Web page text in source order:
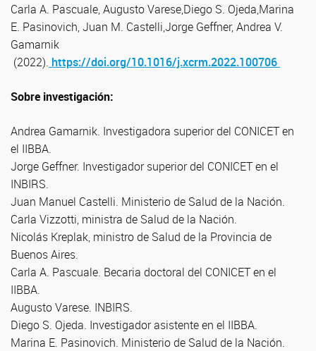
Carla A. Pascuale, Augusto Varese,Diego S. Ojeda,Marina
E. Pasinovich, Juan M. Castelli,Jorge Geffner, Andrea V.
Gamarnik
(2022). https://doi.org/10.1016/j.xcrm.2022.100706
Sobre investigación:
Andrea Gamarnik. Investigadora superior del CONICET en
el IIBBA.
Jorge Geffner. Investigador superior del CONICET en el
INBIRS.
Juan Manuel Castelli. Ministerio de Salud de la Nación.
Carla Vizzotti, ministra de Salud de la Nación.
Nicolás Kreplak, ministro de Salud de la Provincia de
Buenos Aires.
Carla A. Pascuale. Becaria doctoral del CONICET en el
IIBBA.
Augusto Varese. INBIRS.
Diego S. Ojeda. Investigador asistente en el IIBBA.
Marina E. Pasinovich. Ministerio de Salud de la Nación.